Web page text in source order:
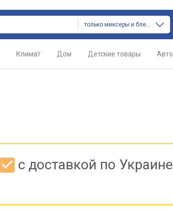
только миксеры и блендеры
Климат Дом Детские товары Авто
с доставкой по Украине